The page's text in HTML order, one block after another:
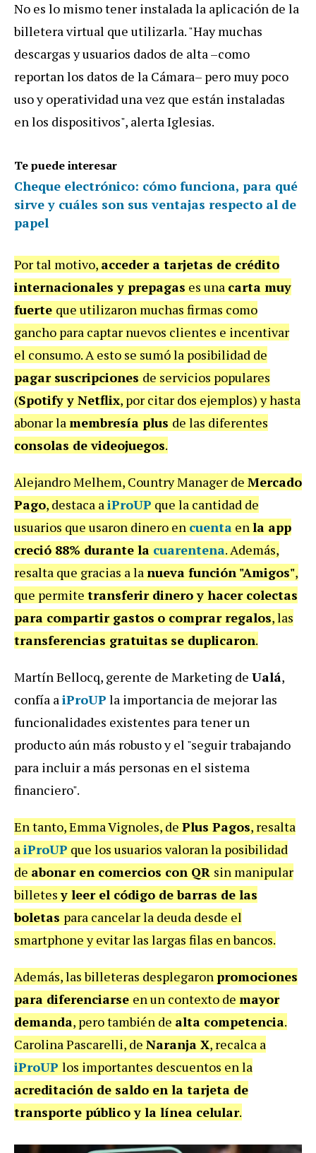
No es lo mismo tener instalada la aplicación de la
billetera virtual que utilizarla. "Hay muchas
descargas y usuarios dados de alta –como
reportan los datos de la Cámara– pero muy poco
uso y operatividad una vez que están instaladas
en los dispositivos", alerta Iglesias.
Te puede interesar
Cheque electrónico: cómo funciona, para qué
sirve y cuáles son sus ventajas respecto al de
papel
Por tal motivo, acceder a tarjetas de crédito
internacionales y prepagas es una carta muy
fuerte que utilizaron muchas firmas como
gancho para captar nuevos clientes e incentivar
el consumo. A esto se sumó la posibilidad de
pagar suscripciones de servicios populares
(Spotify y Netflix, por citar dos ejemplos) y hasta
abonar lamembresía plus de las diferentes
consolas de videojuegos.
Alejandro Melhem, Country Manager de Mercado
Pago, destaca aiProUP que la cantidad de
usuarios que usaron dinero en cuenta enla app
creció 88% durante la cuarentena. Además,
resalta que gracias a lanueva función "Amigos",
que permite transferir dinero y hacer colectas
para compartir gastos o comprar regalos, las
transferencias gratuitas se duplicaron.
Martín Bellocq, gerente de Marketing de Ualá,
confía aiProUP la importancia de mejorar las
funcionalidades existentes para tener un
producto aún más robusto y el "seguir trabajando
para incluir a más personas en el sistema
financiero".
En tanto, Emma Vignoles, de Plus Pagos, resalta
aiProUP que los usuarios valoran la posibilidad
de abonar en comercios con QR sin manipular
billetesy leer el código de barras de las
boletas para cancelar la deuda desde el
smartphone y evitar las largas filas en bancos.
Además, las billeteras desplegaronpromociones
para diferenciarse en un contexto de mayor
demanda, pero también de alta competencia.
Carolina Pascarelli, de Naranja X, recalca a
iProUP los importantes descuentos en la
acreditación de saldo en la tarjeta de
transporte público y la línea celular.